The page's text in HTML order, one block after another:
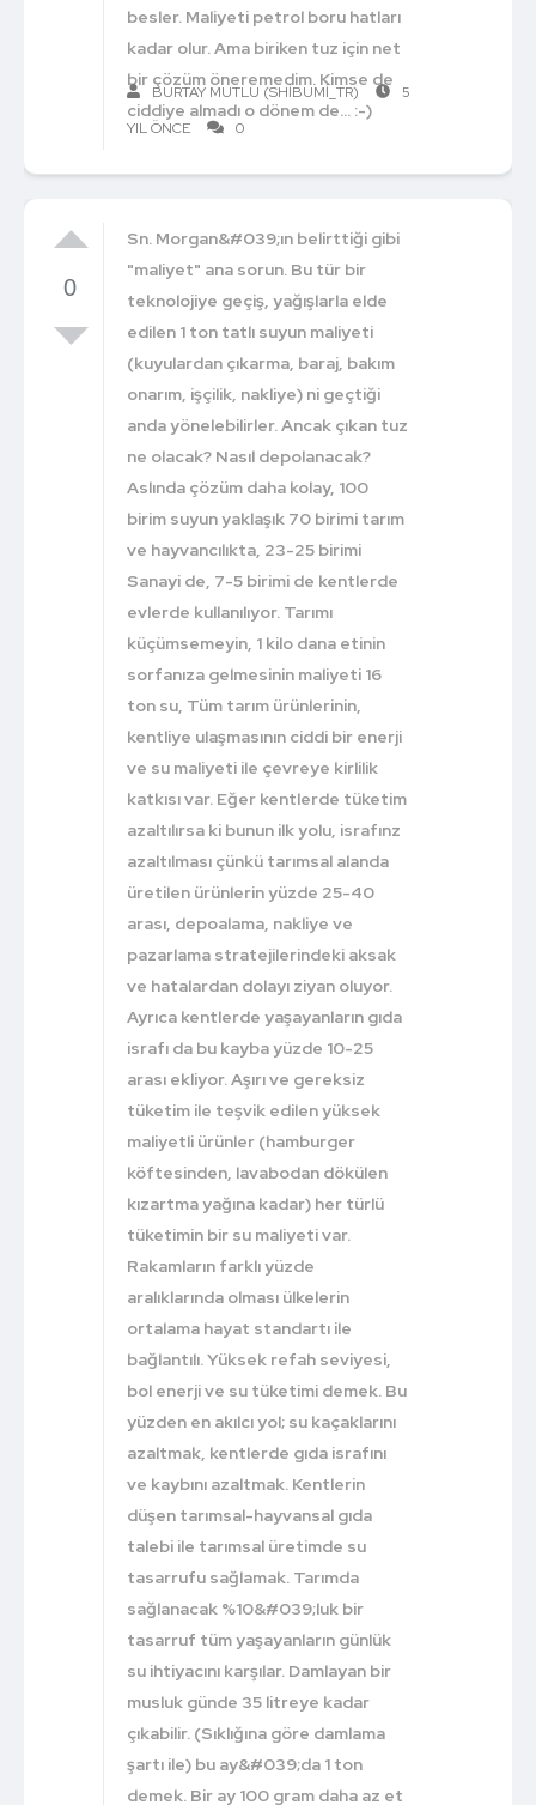
besler. Maliyeti petrol boru hatları
kadar olur. Ama biriken tuz için net
bir çözüm öneremedim. Kimse de
ciddiye almadı o dönem de... :-)
BURTAY MUTLU (SHIBUMI_TR)
5
YIL ÖNCE
0
0
Sn. Morgan&#039;ın belirttiği gibi
"maliyet" ana sorun. Bu tür bir
teknolojiye geçiş, yağışlarla elde
edilen 1 ton tatlı suyun maliyeti
(kuyulardan çıkarma, baraj, bakım
onarım, işçilik, nakliye) ni geçtiği
anda yönelebilirler. Ancak çıkan tuz
ne olacak? Nasıl depolanacak?
Aslında çözüm daha kolay, 100
birim suyun yaklaşık 70 birimi tarım
ve hayvancılıkta, 23-25 birimi
Sanayi de, 7-5 birimi de kentlerde
evlerde kullanılıyor. Tarımı
küçümsemeyin, 1 kilo dana etinin
sorfanıza gelmesinin maliyeti 16
ton su, Tüm tarım ürünlerinin,
kentliye ulaşmasının ciddi bir enerji
ve su maliyeti ile çevreye kirlilik
katkısı var. Eğer kentlerde tüketim
azaltılırsa ki bunun ilk yolu, israfınz
azaltılması çünkü tarımsal alanda
üretilen ürünlerin yüzde 25-40
arası, depoalama, nakliye ve
pazarlama stratejilerindeki aksak
ve hatalardan dolayı ziyan oluyor.
Ayrıca kentlerde yaşayanların gıda
israfı da bu kayba yüzde 10-25
arası ekliyor. Aşırı ve gereksiz
tüketim ile teşvik edilen yüksek
maliyetli ürünler (hamburger
köftesinden, lavabodan dökülen
kızartma yağına kadar) her türlü
tüketimin bir su maliyeti var.
Rakamların farklı yüzde
aralıklarında olması ülkelerin
ortalama hayat standartı ile
bağlantılı. Yüksek refah seviyesi,
bol enerji ve su tüketimi demek. Bu
yüzden en akılcı yol; su kaçaklarını
azaltmak, kentlerde gıda israfını
ve kaybını azaltmak. Kentlerin
düşen tarımsal-hayvansal gıda
talebi ile tarımsal üretimde su
tasarrufu sağlamak. Tarımda
sağlanacak %10&#039;luk bir
tasarruf tüm yaşayanların günlük
su ihtiyacını karşılar. Damlayan bir
musluk günde 35 litreye kadar
çıkabilir. (Sıklığına göre damlama
şartı ile) bu ay&#039;da 1 ton
demek. Bir ay 100 gram daha az et